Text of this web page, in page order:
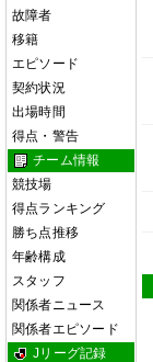
故障者
移籍
エピソード
契約状況
出場時間
得点・警告
チーム情報
競技場
得点ランキング
勝ち点推移
年齢構成
スタッフ
関係者ニュース
関係者エピソード
Jリーグ記録